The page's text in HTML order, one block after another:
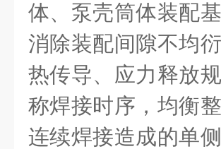
体、泵壳筒体装配
消除装配间隙不均
热传导、应力释放
称焊接时序，均衡
连续焊接造成的单